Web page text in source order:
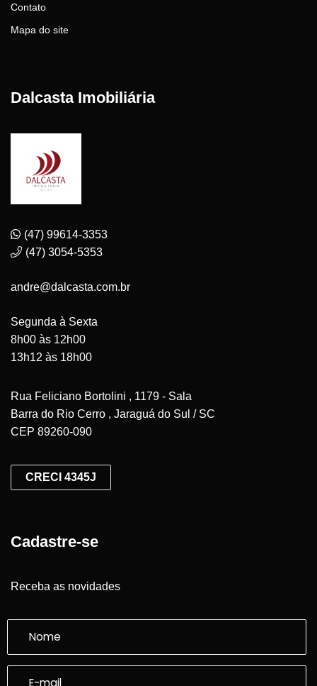
Contato
Mapa do site
Dalcasta Imobiliária
(47) 99614-3353
(47) 3054-5353
andre@dalcasta.com.br
Segunda à Sexta
8h00 às 12h00
13h12 às 18h00
Rua Feliciano Bortolini , 1179 - Sala
Barra do Rio Cerro , Jaraguá do Sul / SC
CEP 89260-090
CRECI 4345J
Cadastre-se
Receba as novidades